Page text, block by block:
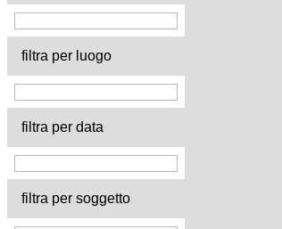
filtra per luogo
filtra per data
filtra per soggetto